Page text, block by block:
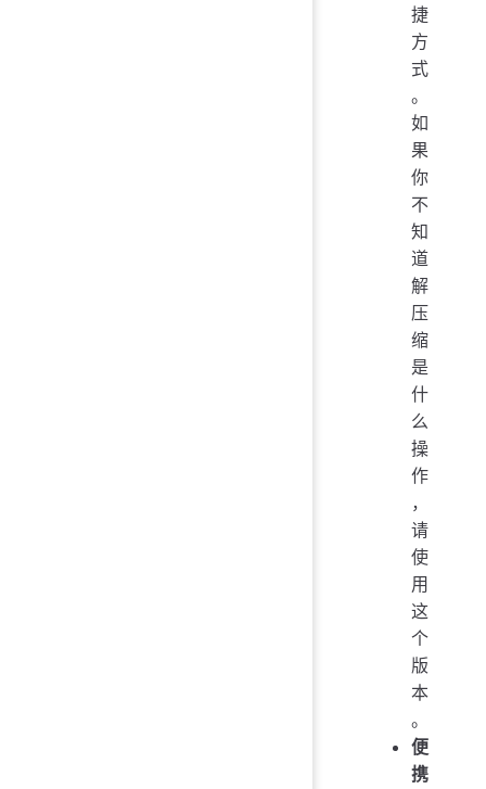
捷
方
式
。
如
果
你
不
知
道
解
压
缩
是
什
么
操
作
，
请
使
用
这
个
版
本
。
便
携